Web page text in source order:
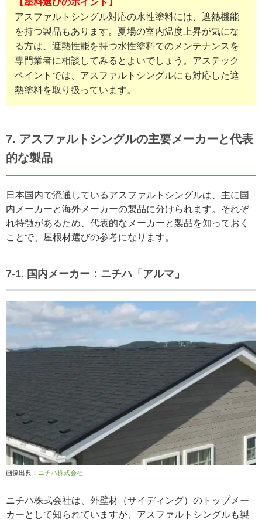
アスファルトシングル対応の水性塗料には、遮熱機能
を持つ製品もあります。夏場の室内温度上昇が気にな
る方は、遮熱性能を持つ水性塗料でのメンテナンスを
専門業者に相談してみるとよいでしょう。アステック
ペイントでは、アスファルトシングルにも対応した遮
熱塗料を取り扱っています。
7. アスファルトシングルの主要メーカーと代表
的な製品
日本国内で流通しているアスファルトシングルは、主に国
内メーカーと海外メーカーの製品に分けられます。それぞ
れ特徴があるため、代表的なメーカーと製品を知っておく
ことで、屋根材選びの参考になります。
7-1. 国内メーカー：ニチハ「アルマ」
画像出典： ニチハ株式会社
ニチハ株式会社は、外壁材（サイディング）のトップメー
カーとして知られていますが、アスファルトシングルも製